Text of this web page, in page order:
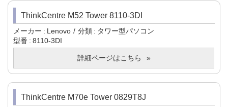
ThinkCentre M52 Tower 8110-3DI
メーカー Lenovo 分類
タワー型パソコン
型番
8110-3DI
詳細ページはこちら
ThinkCentre M70e Tower 0829T8J